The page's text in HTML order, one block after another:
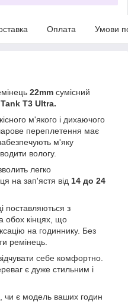
Оплата Умови
22mm сумісний
T3 Ultra.
м'якого і дихаючого
переплетення має
м'яку
вологу.
легко
на зап'ястя від 14 до 24
поставляються з
обох кінцях, що
на годиннику. Без
ремінець.
себе комфортно.
є дуже стильним і
чи є модель ваших годин